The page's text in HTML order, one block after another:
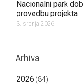
Nacionalni park
provedbu projekta
3. srpnja 2026.
Arhiva
2026 (84)